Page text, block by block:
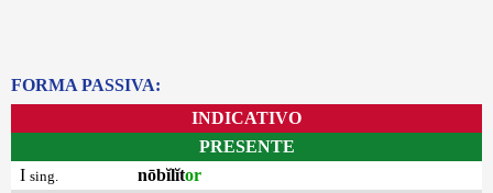
FORMA PASSIVA:
INDICATIVO
PRESENTE
I sing. nōbĭlĭtor